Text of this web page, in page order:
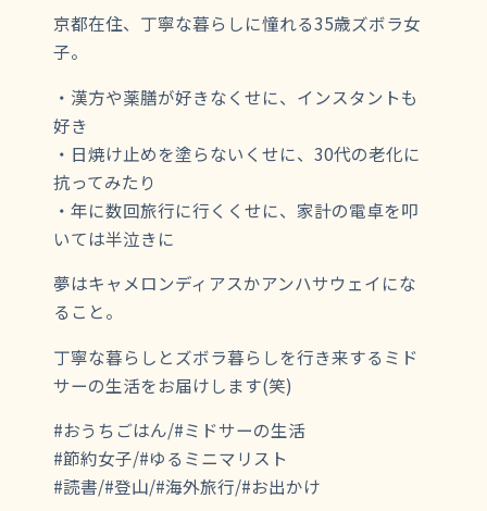
京都在住、丁寧な暮らしに憧れる35歳ズボラ女
子。
・漢方や薬膳が好きなくせに、インスタントも
好き
・日焼け止めを塗らないくせに、30代の老化に
抗ってみたり
・年に数回旅行に行くくせに、家計の電卓を叩
いては半泣きに
夢はキャメロンディアスかアンハサウェイにな
ること。
丁寧な暮らしとズボラ暮らしを行き来するミド
サーの生活をお届けします(笑)
#おうちごはん/#ミドサーの生活
#節約女子/#ゆるミニマリスト
#読書/#登山/#海外旅行/#お出かけ